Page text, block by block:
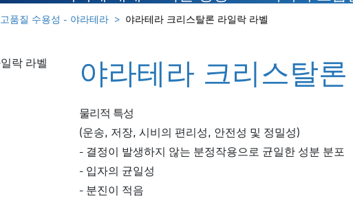
고품질 수용성 - 야라테라 야라테라 크리스탈론 라일락 라벨
야라테라 크리스탈
물리적 특성
(운송, 저장, 시비의 편리성, 안전성 및 정밀성)
- 결정이 발생하지 않는 분정작용으로 균일한 성분 분포
- 입자의 균일성
- 분진이 적음